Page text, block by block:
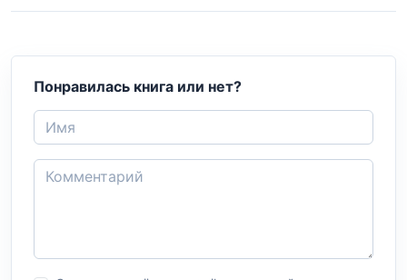
Понравилась книга или нет?